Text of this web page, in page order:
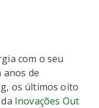
com o seu
de
os últimos oito
Inovações Out